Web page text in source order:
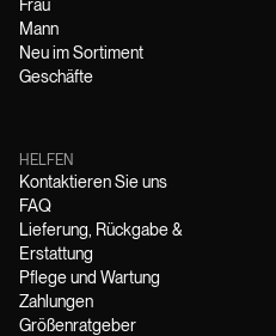
Frau
Mann
Neu im Sortiment
Geschäfte
HELFEN
Kontaktieren Sie uns
FAQ
Lieferung, Rückgabe &
Erstattung
Pflege und Wartung
Zahlungen
Größenratgeber